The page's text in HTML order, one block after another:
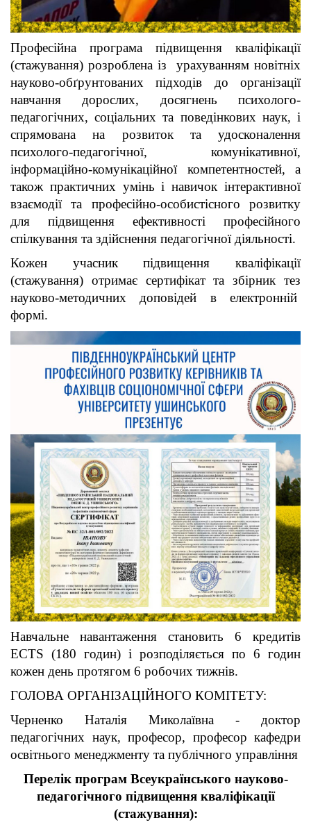
Професійна програма підвищення кваліфікації
(стажування) розроблена із урахуванням новітніх
науково-обґрунтованих підходів до організації
навчання дорослих, досягнень психолого-
педагогічних, соціальних та поведінкових наук, і
спрямована на розвиток та удосконалення
психолого-педагогічної, комунікативної,
інформаційно-комунікаційної компетентностей, а
також практичних умінь і навичок інтерактивної
взаємодії та професійно-особистісного розвитку
для підвищення ефективності професійного
спілкування та здійснення педагогічної діяльності.
Кожен учасник підвищення кваліфікації
(стажування) отримає сертифікат та збірник тез
науково-методичних доповідей в електронній
формі.
Навчальне навантаження становить 6 кредитів
ECTS (180 годин) і розподіляється по 6 годин
кожен день протягом 6 робочих тижнів.
ГОЛОВА ОРГАНІЗАЦІЙНОГО КОМІТЕТУ:
Черненко Наталія Миколаївна - доктор
педагогічних наук, професор, професор кафедри
освітнього менеджменту та публічного управління
Перелік програм Всеукраїнського науково-
педагогічного підвищення кваліфікації
(стажування):